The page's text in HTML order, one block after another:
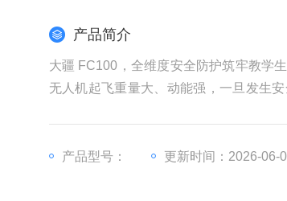
产品简介
大疆 FC100，全维度安全防护筑牢教学
无人机起飞重量大、动能强，一旦发生
产品型号：
更新时间：2026-06-